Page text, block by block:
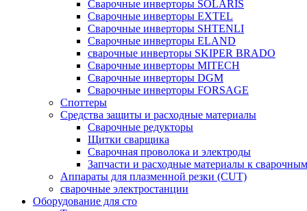
Сварочные инверторы SOLARIS
Сварочные инверторы EXTEL
Сварочные инверторы SHTENLI
Cварочные инверторы ELAND
сварочные инверторы SKIPER BRADO
Сварочные инверторы MITECH
Сварочные инверторы DGM
Сварочные инверторы FORSAGE
Споттеры
Средства защиты и расходные материалы
Сварочные редукторы
Щитки сварщика
Сварочная проволока и электроды
Запчасти и расходные материалы к
Аппараты для плазменной резки (CUT)
сварочные электростанции
Оборудование для сто